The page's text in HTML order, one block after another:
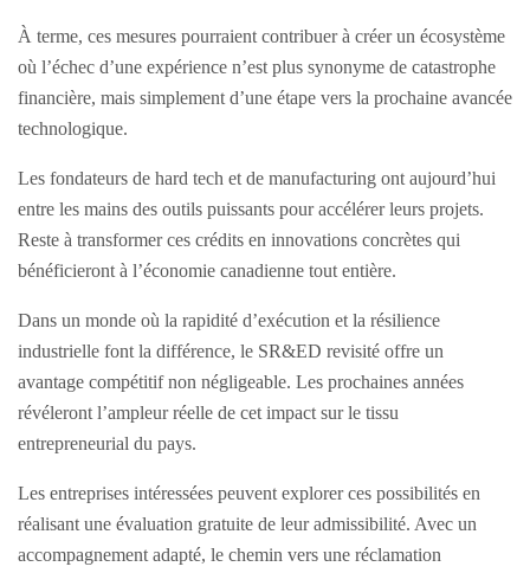
À terme, ces mesures pourraient contribuer à créer un écosystème
où l’échec d’une expérience n’est plus synonyme de catastrophe
financière, mais simplement d’une étape vers la prochaine avancée
technologique.
Les fondateurs de hard tech et de manufacturing ont aujourd’hui
entre les mains des outils puissants pour accélérer leurs projets.
Reste à transformer ces crédits en innovations concrètes qui
bénéficieront à l’économie canadienne tout entière.
Dans un monde où la rapidité d’exécution et la résilience
industrielle font la différence, le SR&ED revisité offre un
avantage compétitif non négligeable. Les prochaines années
révéleront l’ampleur réelle de cet impact sur le tissu
entrepreneurial du pays.
Les entreprises intéressées peuvent explorer ces possibilités en
réalisant une évaluation gratuite de leur admissibilité. Avec un
accompagnement adapté, le chemin vers une réclamation